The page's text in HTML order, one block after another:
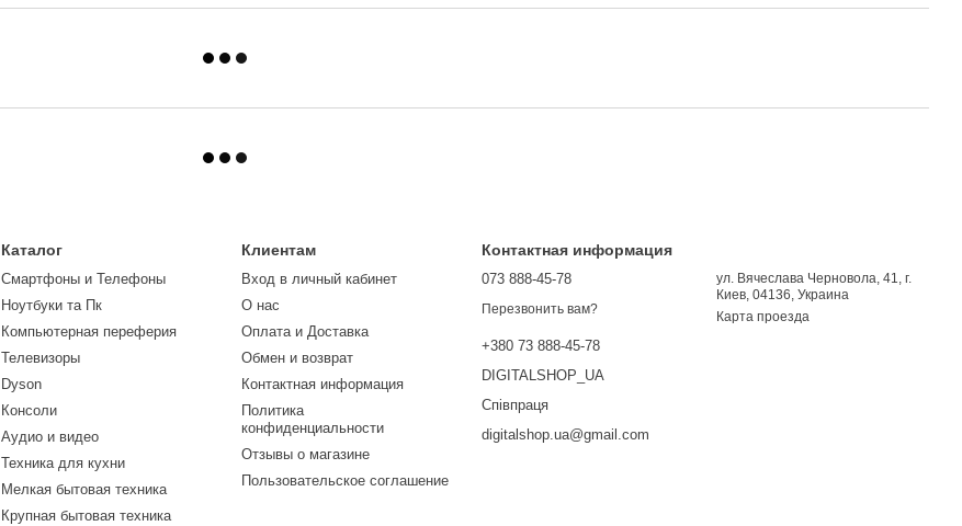
Каталог
Смартфоны и Телефоны
Ноутбуки та Пк
Компьютерная переферия
Телевизоры
Dyson
Консоли
Аудио и видео
Техника для кухни
Мелкая бытовая техника
Крупная бытовая техника
Клиентам
Вход в личный кабинет
О нас
Оплата и Доставка
Обмен и возврат
Контактная информация
Политика
конфиденциальности
Отзывы о магазине
Пользовательское соглашение
Контактная информация
073 888-45-78
Перезвонить вам?
+380 73 888-45-78
DIGITALSHOP_UA
Співпраця
digitalshop.ua@gmail.com
ул. Вячеслава Черновола, 41, г.
Киев, 04136, Украина
Карта проезда